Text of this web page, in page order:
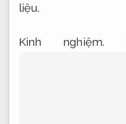
liệu.
Kinh nghiệm.